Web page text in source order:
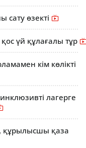
сату өзекті
үй құлағалы тұр
кім көлікті
лагерге
құрылысшы қаза